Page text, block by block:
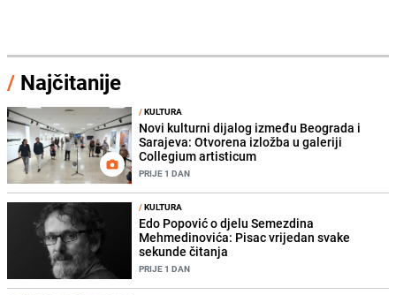
/ Najčitanije
/KULTURA
Novi kulturni dijalog između Beograda i
Sarajeva: Otvorena izložba u galeriji
Collegium artisticum
PRIJE 1 DAN
/KULTURA
Edo Popović o djelu Semezdina
Mehmedinovića: Pisac vrijedan svake
sekunde čitanja
PRIJE 1 DAN